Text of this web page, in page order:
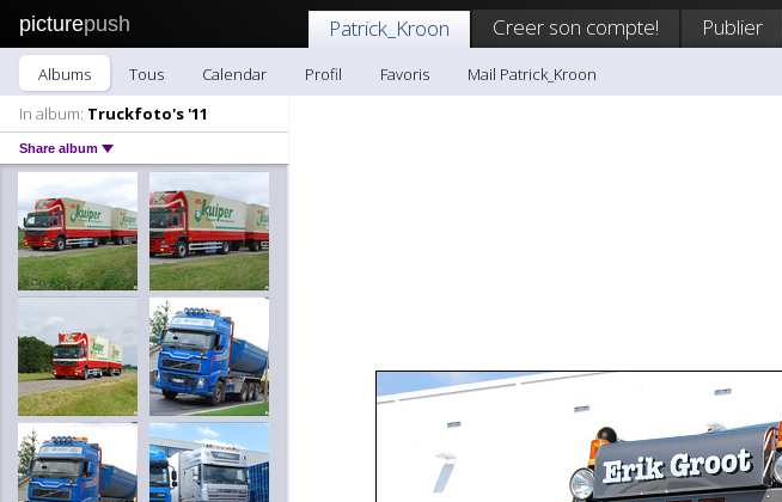
picturepush Patrick_Kroon Creer son compte! Publier
Albums Tous Calendar Profil Favoris
Mail Patrick_Kroon
In album: Truckfoto's '11
Share album